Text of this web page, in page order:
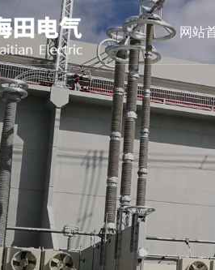
网站
公司简介
油浸式变压